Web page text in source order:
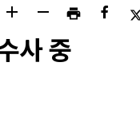
add remove print
사 중